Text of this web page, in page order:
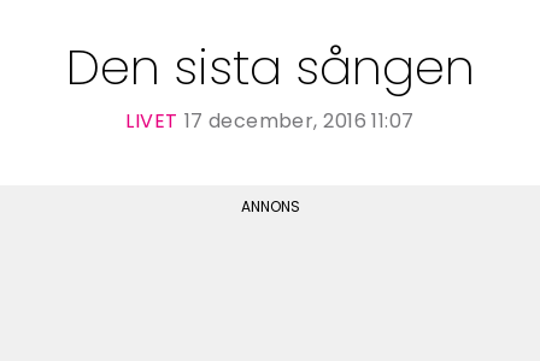
Den sista sången
LIVET 17 december, 2016 11:07